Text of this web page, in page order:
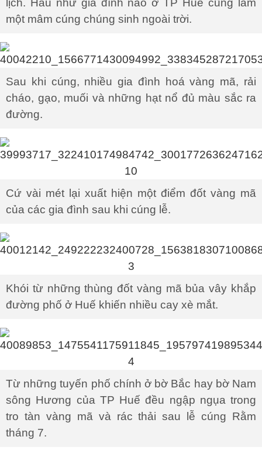
lịch. Hầu như gia đình nào ở TP Huế cũng làm
một mâm cúng chúng sinh ngoài trời.
Sau khi cúng, nhiều gia đình hoá vàng mã, rải
cháo, gạo, muối và những hạt nổ đủ màu sắc ra
đường.
Cứ vài mét lại xuất hiện một điểm đốt vàng mã
của các gia đình sau khi cúng lễ.
Khói từ những thùng đốt vàng mã bủa vây khắp
đường phố ở Huế khiến nhiều cay xè mắt.
Từ những tuyến phố chính ở bờ Bắc hay bờ Nam
sông Hương của TP Huế đều ngập ngụa trong
tro tàn vàng mã và rác thải sau lễ cúng Rằm
tháng 7.